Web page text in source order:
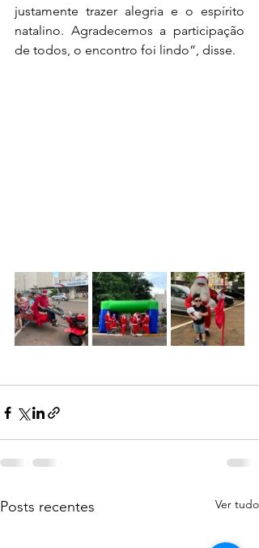
justamente trazer alegria e o espírito
natalino. Agradecemos a participação
de todos, o encontro foi lindo”, disse.
Posts recentes Ver tudo